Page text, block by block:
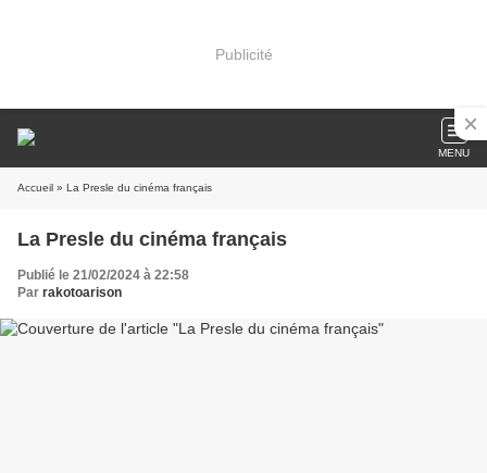
Publicité
MENU
Accueil » La Presle du cinéma français
La Presle du cinéma français
Publié le 21/02/2024 à 22:58
Par rakotoarison